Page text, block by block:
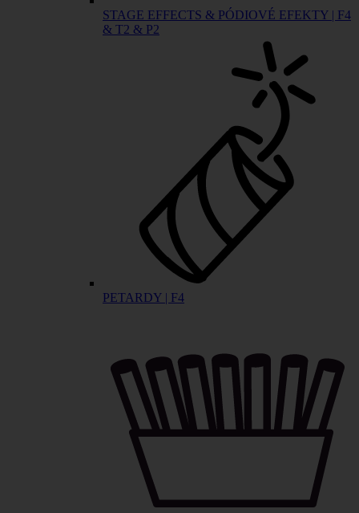
STAGE EFFECTS & PÓDIOVÉ EFEKTY | F4
& T2 & P2
PETARDY | F4